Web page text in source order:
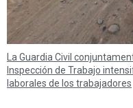
La Guardia Civil
Inspección de Trabajo
laborales de los trabajadores